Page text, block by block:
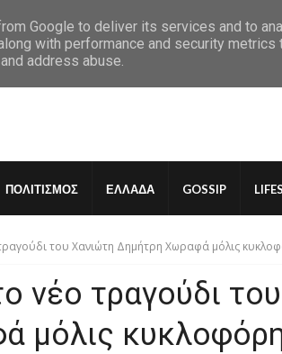
ΠΟΛΙΤΙΣΜΟΣ ΕΛΛΑΔΑ GOSSIP
του Χανιώτη Δημήτρη Χωραφά μόλις
νέο τραγούδι
μόλις
Google to deliver its services and to
with performance and security
address abuse.